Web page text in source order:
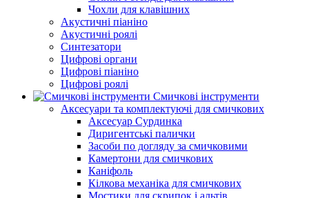
Чохли для клавішних
Акустичні піаніно
Акустичні роялі
Синтезатори
Цифрові органи
Цифрові піаніно
Цифрові роялі
Смичкові інструменти
Аксесуари та комплектуючі для смичкових
Аксесуар Сурдинка
Диригентські палички
Засоби по догляду за смичковими
Камертони для смичкових
Каніфоль
Кілкова механіка для смичкових
Мостики для скрипок і альтів